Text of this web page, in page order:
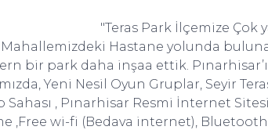
"Teras Park İlçemize Çok
Hastane yolunda
bir park daha inşaa ettik.
Yeni Nesil Oyun Gruplar, Seyir
Sahası , Pınarhisar Resmi İnternet
,Free wi-fi (Bedava internet), Bluetooth